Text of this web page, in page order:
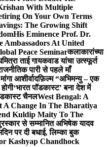
With Multiple
On Your Own Terms
The Growing Shift
His Eminence Prof. Dr.
Ambassadors At United
Peace Seminarकलाकारांच्या
ताई गायकवाड यांचा उत्स्फूर्त
पारी से पहले माँ
आशीर्वादफ़िल्म “अभिमन्यु – एक
‘भारत पॉडकास्ट’ बना देश में
चैनलWest Bengal: A
A Change In The Bharatiya
Kuldip Maity To The
से सम्मानित अभिषेक यादव
पर दी बधाई, लिम्का बुक
Kashyap Chandhock